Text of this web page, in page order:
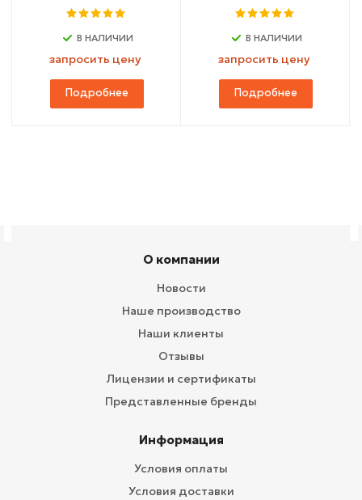
В НАЛИЧИИ
запросить цену
Подробнее
В НАЛИЧИИ
запросить цену
Подробнее
О компании
Новости
Наше производство
Наши клиенты
Отзывы
Лицензии и сертификаты
Представленные бренды
Информация
Условия оплаты
Условия доставки